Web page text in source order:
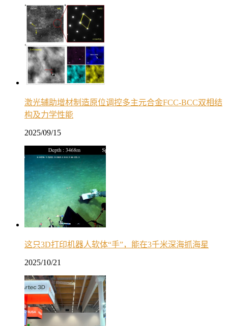
激光辅助增材制造原位调控多主元合金FCC-BCC双相结
构及力学性能
2025/09/15
这只3D打印机器人软体“手”，能在3千米深海抓海星
2025/10/21